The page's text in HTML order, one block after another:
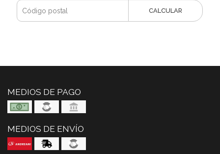
CALCULAR
MEDIOS DE PAGO
MEDIOS DE ENVÍO